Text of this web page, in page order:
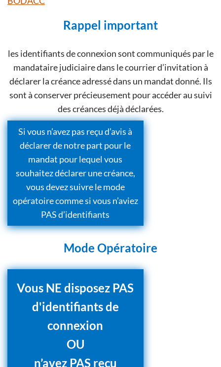
Rappel important
les identifiants de connexion sont communiqués par le
mandataire judiciaire dans le courrier d’invitation à
déclarer la créance adressé dans un mandat donné. Ils
sont à conserver précieusement pour accéder au suivi
des créances déjà déclarées.
Si vous n’avez pas reçu d’avis à
déclarer de notre part pour le
mandat pour lequel vous
souhaitez déclarer une créance,
vous devez suivre le mode
opératoire comme si vous n’aviez
PAS d’identifiants
Mode Opératoire
Vous NE disposez PAS
d'identifiants de
connexion
OU
n’avez PAS reçu